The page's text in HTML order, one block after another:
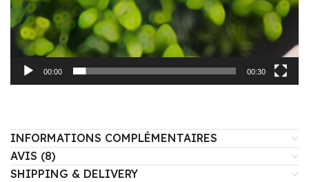
00:00 00:30
INFORMATIONS COMPLÉMENTAIRES
AVIS (8)
SHIPPING & DELIVERY